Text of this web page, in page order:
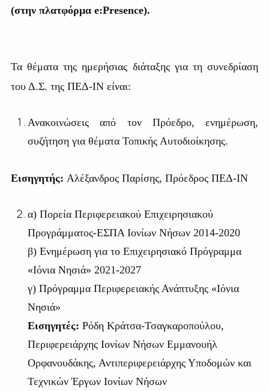
(στην πλατφόρμα e:Presence).
Τα θέματα της ημερήσιας διάταξης για τη συνεδρίαση
του Δ.Σ. της ΠΕΔ-ΙΝ είναι:
Ανακοινώσεις από τον Πρόεδρο, ενημέρωση,
συζήτηση για θέματα Τοπικής Αυτοδιοίκησης.
Εισηγητής: Αλέξανδρος Παρίσης, Πρόεδρος ΠΕΔ-ΙΝ
α) Πορεία Περιφερειακού Επιχειρησιακού
Προγράμματος-ΕΣΠΑ Ιονίων Νήσων 2014-2020
β) Ενημέρωση για το Επιχειρησιακό Πρόγραμμα
«Ιόνια Νησιά» 2021-2027
γ) Πρόγραμμα Περιφερειακής Ανάπτυξης «Ιόνια
Νησιά»
Εισηγητές: Ρόδη Κράτσα-Τσαγκαροπούλου,
Περιφερειάρχης Ιονίων Νήσων Εμμανουήλ
Ορφανουδάκης, Αντιπεριφερειάρχης Υποδομών και
Τεχνικών Έργων Ιονίων Νήσων